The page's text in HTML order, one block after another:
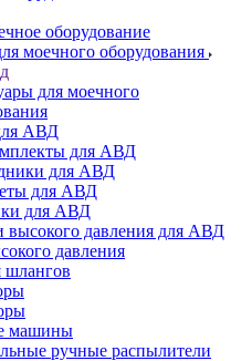
оборудование
моечного оборудования
для моечного
АВД
для АВД
для АВД
для АВД
для АВД
давления для АВД
давления
шлангов
машины
ручные распылители